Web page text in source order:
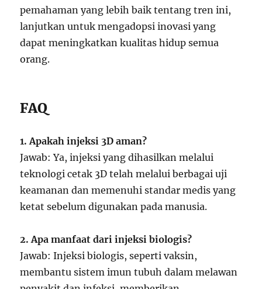
pemahaman yang lebih baik tentang tren ini,
lanjutkan untuk mengadopsi inovasi yang
dapat meningkatkan kualitas hidup semua
orang.
FAQ
1. Apakah injeksi 3D aman?
Jawab: Ya, injeksi yang dihasilkan melalui
teknologi cetak 3D telah melalui berbagai uji
keamanan dan memenuhi standar medis yang
ketat sebelum digunakan pada manusia.
2. Apa manfaat dari injeksi biologis?
Jawab: Injeksi biologis, seperti vaksin,
membantu sistem imun tubuh dalam melawan